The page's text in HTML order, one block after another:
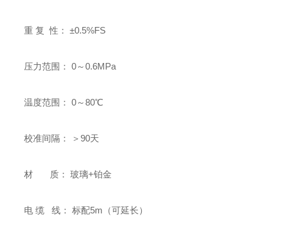
重 复 性： ±0.5%FS
压力范围： 0～0.6MPa
温度范围： 0～80℃
校准间隔： ＞90天
材 质： 玻璃+铂金
电 缆 线： 标配5m（可延长）